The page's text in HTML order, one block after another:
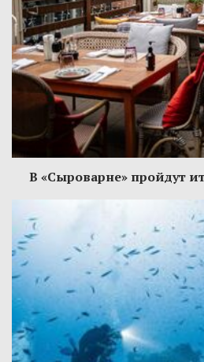
В «Сыроварне» пройдут